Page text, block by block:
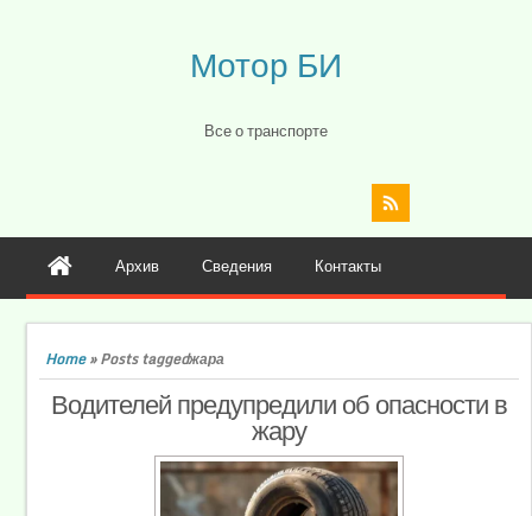
Мотор БИ
Все о транспорте
Архив Сведения Контакты
Home»Posts taggedжара
Водителей предупредили об опасности в
жару